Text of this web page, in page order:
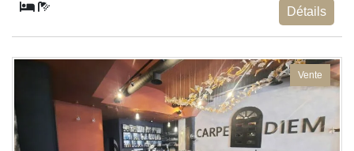
Détails
Vente